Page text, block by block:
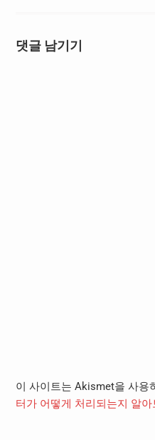
댓글 남기기
이 사이트는 Akismet을 사용
터가 어떻게 처리되는지 알아